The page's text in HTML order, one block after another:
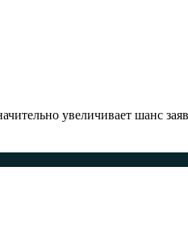
увеличивает шанс